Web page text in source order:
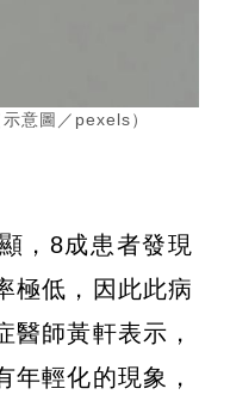
意圖／pexels）
，8成患者發現
極低，因此此病
醫師黃軒表示，
年輕化的現象，